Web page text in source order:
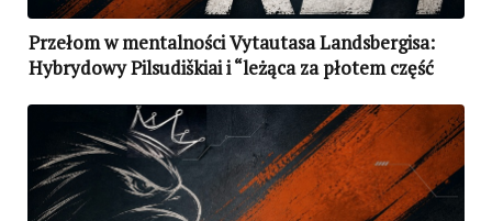
Przełom w mentalności Vytautasa Landsbergisa:
Hybrydowy Pilsudiškiai i “leżąca za płotem część